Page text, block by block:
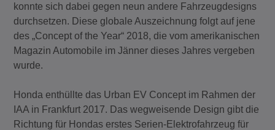
konnte sich dabei gegen neun andere Fahrzeugdesigns
durchsetzen. Diese globale Auszeichnung folgt auf jene
des „Concept of the Year“ 2018, die vom amerikanischen
Magazin Automobile im Jänner dieses Jahres vergeben
wurde.
Honda enthüllte das Urban EV Concept im Rahmen der
IAA in Frankfurt 2017. Das wegweisende Design gibt die
Richtung für Hondas erstes Serien-Elektrofahrzeug für